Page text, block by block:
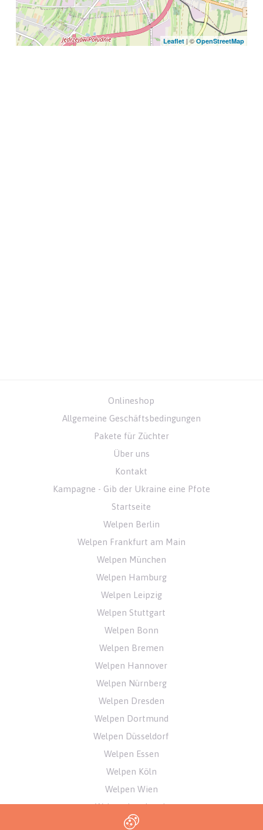
Leaflet| ©OpenStreetMap
Onlineshop
Allgemeine Geschäftsbedingungen
Pakete für Züchter
Über uns
Kontakt
Kampagne - Gib der Ukraine eine Pfote
Startseite
Welpen Berlin
Welpen Frankfurt am Main
Welpen München
Welpen Hamburg
Welpen Leipzig
Welpen Stuttgart
Welpen Bonn
Welpen Bremen
Welpen Hannover
Welpen Nürnberg
Welpen Dresden
Welpen Dortmund
Welpen Düsseldorf
Welpen Essen
Welpen Köln
Welpen Wien
Welpen Innsbruck
Welpen Zürich